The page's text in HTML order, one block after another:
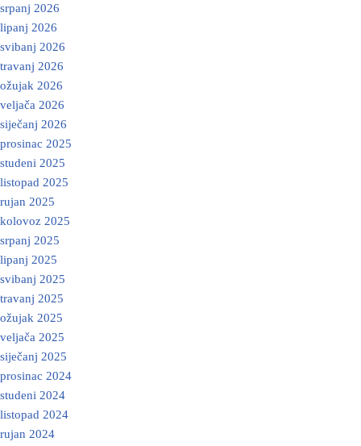
srpanj 2026
lipanj 2026
svibanj 2026
travanj 2026
ožujak 2026
veljača 2026
siječanj 2026
prosinac 2025
studeni 2025
listopad 2025
rujan 2025
kolovoz 2025
srpanj 2025
lipanj 2025
svibanj 2025
travanj 2025
ožujak 2025
veljača 2025
siječanj 2025
prosinac 2024
studeni 2024
listopad 2024
rujan 2024